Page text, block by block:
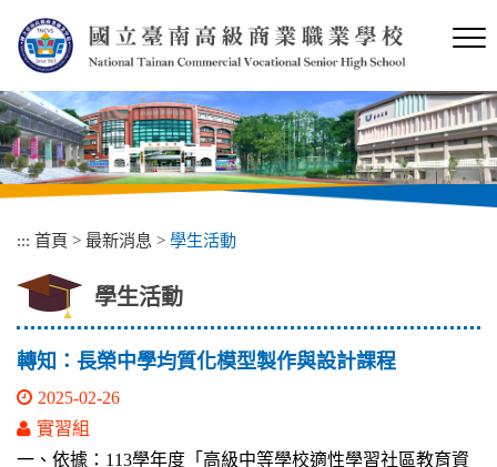
內
容
區
塊
::: 首頁 > 最新消息 > 學生活動
學生活動
轉知：長榮中學均質化模型製作與設計課程
2025-02-26
實習組
一、依據：113學年度「高級中等學校適性學習社區教育資